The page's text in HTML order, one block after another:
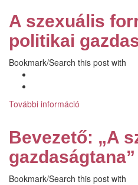
a
globális
perspektíváig
tartalommal
kapcsolatosan
A szexuális
politikai
Bookmark/Search this post with
További információ
forradalom
politikai
gazdaságtana
tartalommal
kapcsolatosan
Bevezető: „A
gazdaságtana”
Bookmark/Search this post with